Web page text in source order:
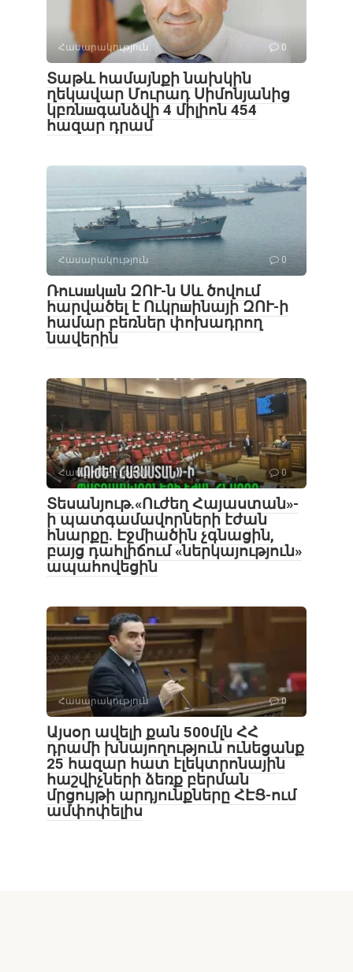
Հասարակություն 0
Տաթև համայնքի նախկին
ղեկավար Մուրադ Սիմոնյանից
կբռնшգանձվի 4 միլիոն 454
հազար դրամ
Հասարակություն 0
Ռուսшկшն ԶՈՒ-ն Սև ծովում
հարվածել է Ուկրшինայի ԶՈՒ-ի
համար բեռներ փոխադրող
նավերին
Հասարակություն 0
Տեսանյութ․«Ուժեղ Հայաստան»-
ի պատգամավորների էժան
հնարքը. Էջմիածին չգնացին,
բայց դահլիճում «ներկայություն»
ապահովեցին
Հասարակություն 0
Այսօր ավելի քան 500մլն ՀՀ
դրամի խնայողություն ունեցանք
25 հազար հատ էլեկտրոնային
հաշվիչների ձեռք բերման
մրցույթի արդյունքները ՀԷՑ-ում
ամփոփելիս